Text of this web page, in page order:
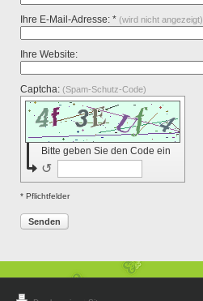
Ihre E-Mail-Adresse: * (wird nicht angezeigt)
Ihre Website:
Captcha: (Spam-Schutz-Code)
Bitte geben Sie den Code ein
↺
* Pflichtfelder
Senden